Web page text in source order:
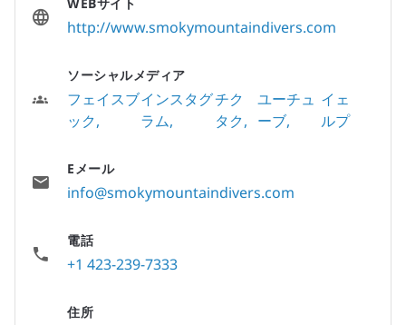
http://www.smokymountaindivers.com
ソーシャルメディア
フェイスブ
ック
インスタグ
ラム
チク
タク
ユーチュ
ーブ
イェ
ルプ
Eメール
info@smokymountaindivers.com
電話
+1 423-239-7333
住所